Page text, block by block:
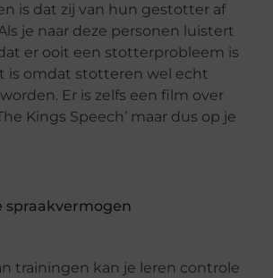
is dat zij van hun gestotter af
je naar deze personen luistert
er ooit een stotterprobleem is
is omdat stotteren wel echt
Er is zelfs een film over
Kings Speech’ maar dus op je
spraakvermogen
trainingen kan je leren controle